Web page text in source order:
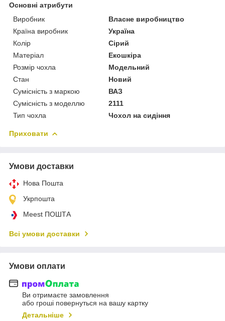
Основні атрибути
Виробник
Власне виробництво
Країна виробник
Україна
Колір
Сірий
Матеріал
Екошкіра
Розмір чохла
Модельний
Стан
Новий
Сумісність з маркою
ВАЗ
Сумісність з моделлю
2111
Тип чохла
Чохол на сидіння
Приховати
Умови доставки
Нова Пошта
Укрпошта
Meest ПОШТА
Всі умови доставки
Умови оплати
Ви отримаєте замовлення
або гроші повернуться на вашу картку
Детальніше